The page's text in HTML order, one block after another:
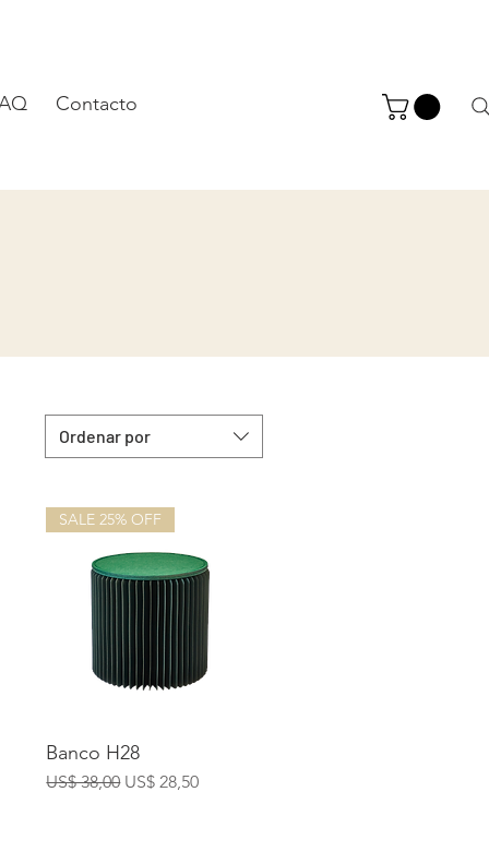
Contacto
Ordenar por
SALE 25% OFF
Banco H28
Precio
US$ 38,00 Precio de oferta
US$ 28,50